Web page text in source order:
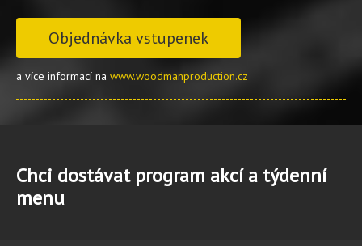
Objednávka vstupenek
a více informací na www.woodmanproduction.cz
Chci dostávat program akcí a týdenní
menu